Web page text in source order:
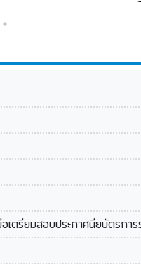
เตรียมสอบประกาศนียบัตรกา